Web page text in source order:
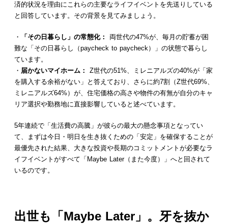
済的状況を理由にこれらの主要なライフイベントを先送りしている
と回答しています。その背景を見てみましょう。
・ 「その日暮らし」の常態化：
両世代の47%が、毎月の貯蓄が困
難な「その日暮らし（paycheck to paycheck）」の状態で暮らし
ています。
・ 届かないマイホーム：
Z世代の51%、ミレニアルズの40%が「家
を購入する余裕がない」と答えており、さらに約7割（Z世代69%、
ミレニアルズ64%）が、住宅価格の高さや物件の有無が自分のキャ
リア選択や勤務地に直接影響していると述べています。
5年連続で「生活費の高騰」が彼らの最大の懸念事項となってい
て、まずは今日・明日を生き抜くための「安定」を確保することが
最優先された結果、大きな投資や長期のコミットメントが必要なラ
イフイベントがすべて「Maybe Later（また今度）」へと回されて
いるのです。
出世も「Maybe Later」。牙を抜か